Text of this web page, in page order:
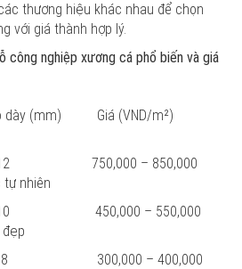
thương hiệu khác nhau để chọn
với giá thành hợp lý.
công nghiệp xương cá phổ biến và giá
(mm) Giá (VND/m²)
750,000 – 850,000
nhiên
– 550,000
– 400,000